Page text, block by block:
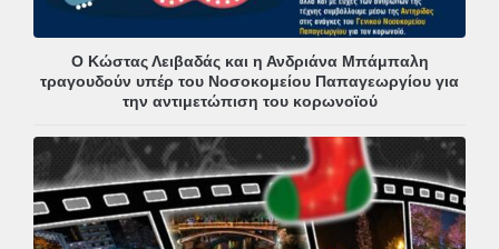
Ο Κώστας Λειβαδάς και η Ανδριάνα Μπάμπαλη
τραγουδούν υπέρ του Νοσοκομείου Παπαγεωργίου για
την αντιμετώπιση του κορωνοϊού